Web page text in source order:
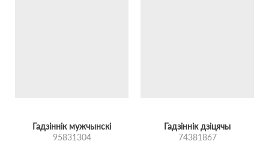
Гадзіннік мужчынскі
95831304
Гадзіннік дзіцячы
74381867